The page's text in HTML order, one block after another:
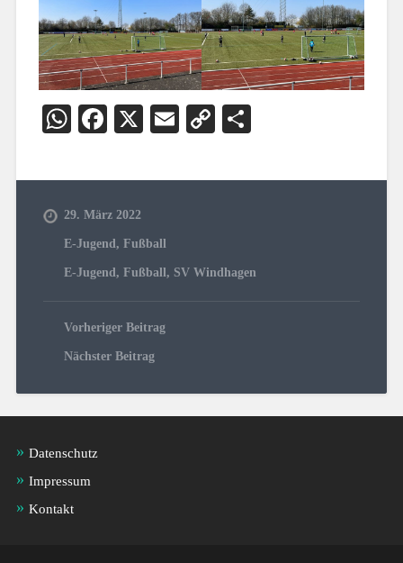
WhatsApp
Facebook
X EmailCopy
29. März 2022
E-Jugend , Fußball
E-Jugend , Fußball , SV Windhagen
Vorheriger Beitrag
Nächster Beitrag
Datenschutz
Impressum
Kontakt